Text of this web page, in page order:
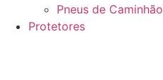
Pneus de Caminhão
Protetores